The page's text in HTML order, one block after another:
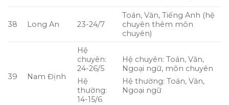
38 Long An 23-24/7
Toán, Văn, Tiếng Anh (hệ
chuyên thêm môn
chuyên)
39 Nam Định
Hệ
chuyên:
24-26/5
Hệ
thường:
14-15/6
Hệ chuyên: Toán, Văn,
Ngoại ngữ, môn chuyên
Hệ thường: Toán, Văn,
Ngoại ngữ